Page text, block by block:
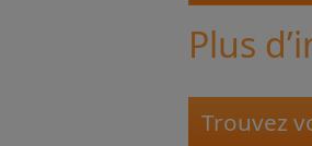
Plus
Trouvez